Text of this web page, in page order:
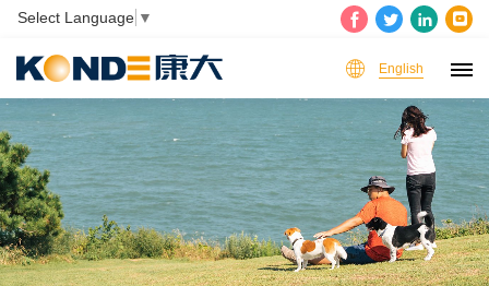
Select Language ▼
English